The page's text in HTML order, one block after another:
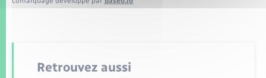
Retrouvez aussi